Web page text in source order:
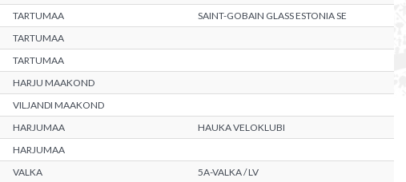
TARTUMAA
SAINT-GOBAIN GLASS ESTONIA SE
TARTUMAA
TARTUMAA
HARJU MAAKOND
VILJANDI MAAKOND
HARJUMAA
HAUKA VELOKLUBI
HARJUMAA
VALKA
5A-VALKA / LV